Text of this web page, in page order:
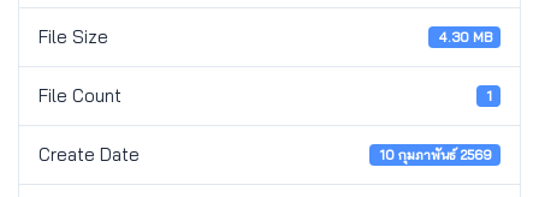
File Size 4.30 MB
File Count 1
Create Date 10 กุมภาพันธ์ 2569